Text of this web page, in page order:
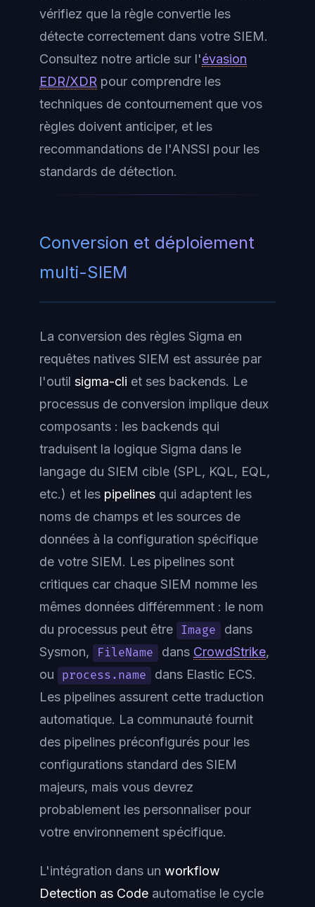
vérifiez que la règle convertie les
détecte correctement dans votre SIEM.
Consultez notre article sur l'évasion
EDR/XDR pour comprendre les
techniques de contournement que vos
règles doivent anticiper, et les
recommandations de l'ANSSI pour les
standards de détection.
Conversion et déploiement
multi-SIEM
La conversion des règles Sigma en
requêtes natives SIEM est assurée par
l'outil sigma-cli et ses backends. Le
processus de conversion implique deux
composants : les backends qui
traduisent la logique Sigma dans le
langage du SIEM cible (SPL, KQL, EQL,
etc.) et les pipelines qui adaptent les
noms de champs et les sources de
données à la configuration spécifique
de votre SIEM. Les pipelines sont
critiques car chaque SIEM nomme les
mêmes données différemment : le nom
du processus peut être Image
dans
Sysmon,
FileName dans CrowdStrike,
ou
process.name
dans Elastic ECS.
Les pipelines assurent cette traduction
automatique. La communauté fournit
des pipelines préconfigurés pour les
configurations standard des SIEM
majeurs, mais vous devrez
probablement les personnaliser pour
votre environnement spécifique.
L'intégration dans un workflow
Detection as Code automatise le cycle